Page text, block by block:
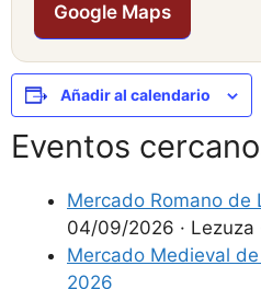
Google Maps
Añadir al calendario
Eventos
Mercado Romano
04/09/2026 · Lezuza
Mercado Medieval
2026